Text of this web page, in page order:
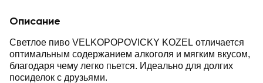
Описание
Светлое пиво VELKOPOPOVICKY KOZEL отличается
оптимальным содержанием алкоголя и мягким вкусом,
благодаря чему легко пьется. Идеально для долгих
посиделок с друзьями.